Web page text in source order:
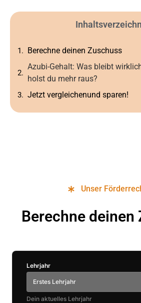
Berechne deinen Zuschuss
Azubi-Gehalt: Was bleibt
holst du mehr raus?
Jetzt vergleichenund sparen!
Unser
Berechne deinen
Lehrjahr
Erstes Lehrjahr
Dein aktuelles Lehrjahr